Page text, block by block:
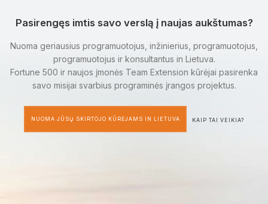
Pasirengęs imtis savo verslą į naujas aukštumas?
Nuoma geriausius programuotojus, inžinierius, programuotojus,
programuotojus ir konsultantus in Lietuva.
Fortune 500 ir naujos įmonės Team Extension kūrėjai pasirenka
savo misijai svarbius programinės įrangos projektus.
NUOMA JŪSŲ SKIRTOJO KŪRĖJAMS IN LIETUVA KAIP TAI VEIKIA?